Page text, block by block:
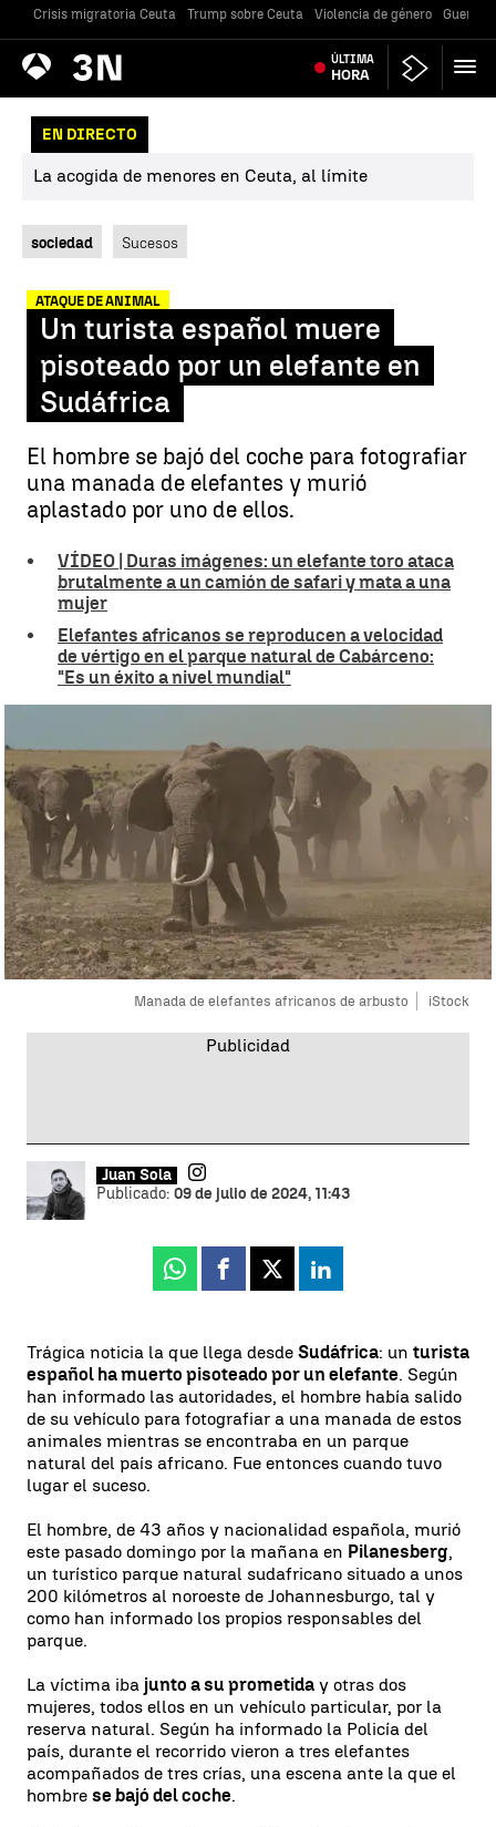
Crisis migratoria Ceuta Trump sobre Ceuta Violencia de género Guerra
Antena
3 Noticias ÚLTIMA
HORA
EN DIRECTO
La acogida de menores en Ceuta, al límite
sociedad Sucesos
ATAQUE DE ANIMAL
Un turista español muere
pisoteado por un elefante en
Sudáfrica
El hombre se bajó del coche para fotografiar
una manada de elefantes y murió
aplastado por uno de ellos.
VÍDEO | Duras imágenes: un elefante toro ataca
brutalmente a un camión de safari y mata a una
mujer
Elefantes africanos se reproducen a velocidad
de vértigo en el parque natural de Cabárceno:
"Es un éxito a nivel mundial"
Manada de elefantes africanos de arbusto iStock
Juan Sola
Publicado: 09 de julio de 2024, 11:43
Whatsapp
Facebook
X Linkedin
Trágica noticia la que llega desde Sudáfrica: un turista
español ha muerto pisoteado por un elefante. Según
han informado las autoridades, el hombre había salido
de su vehículo para fotografiar a una manada de estos
animales mientras se encontraba en un parque
natural del país africano. Fue entonces cuando tuvo
lugar el suceso.
El hombre, de 43 años y nacionalidad española, murió
este pasado domingo por la mañana en Pilanesberg,
un turístico parque natural sudafricano situado a unos
200 kilómetros al noroeste de Johannesburgo, tal y
como han informado los propios responsables del
parque.
La víctima iba junto a su prometida y otras dos
mujeres, todos ellos en un vehículo particular, por la
reserva natural. Según ha informado la Policía del
país, durante el recorrido vieron a tres elefantes
acompañados de tres crías, una escena ante la que el
hombre se bajó del coche.